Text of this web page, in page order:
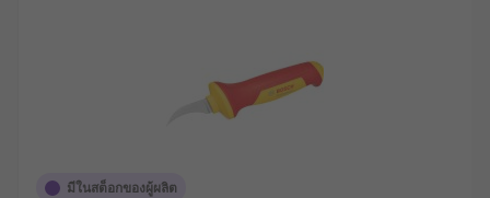
มีในสต็อกของผู้ผลิต